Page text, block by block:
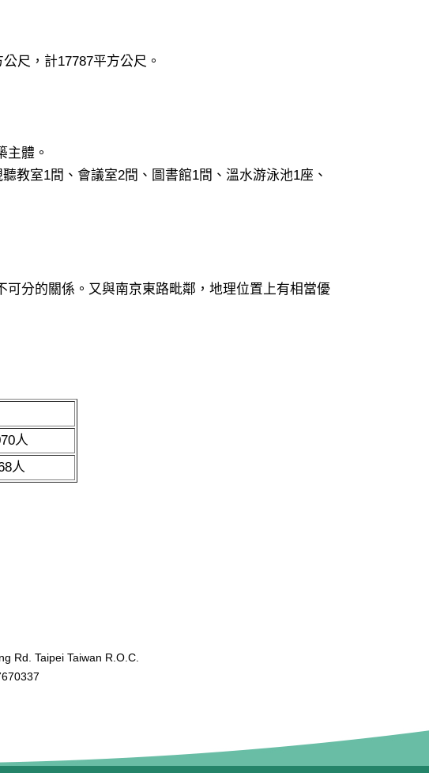
尺，計17787平方公尺。
主體。
教室1間、會議室2間、圖書館1間、溫水游泳池1座、
分的關係。又與南京東路毗鄰，地理位置上有相當優
人
人
Rd. Taipei Taiwan R.O.C.